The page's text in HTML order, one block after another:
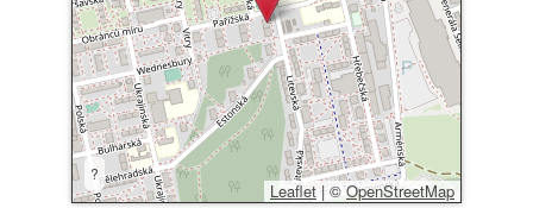
?
Leaflet |©OpenStreetMap